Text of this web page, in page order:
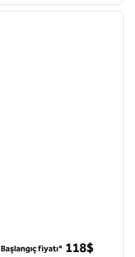
Başlangıç fiyatı* 118$